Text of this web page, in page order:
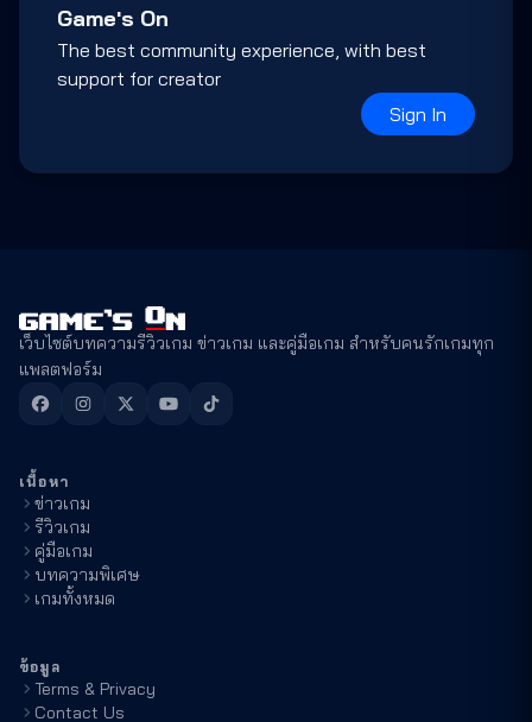
Game's On
The best community experience, with best
support for creator
Sign In
เว็บไซต์บทความรีวิวเกม ข่าวเกม และคู่มือเกม สำหรับคนรักเกมทุก
แพลตฟอร์ม
เนื้อหา
ข่าวเกม
รีวิวเกม
คู่มือเกม
บทความพิเศษ
เกมทั้งหมด
ข้อมูล
Terms & Privacy
Contact Us